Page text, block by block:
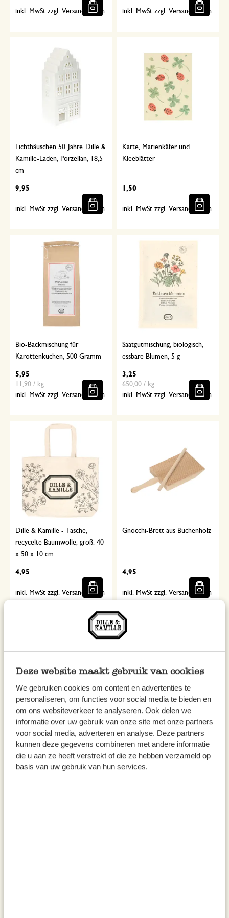
Deze website maakt gebruik van cookies
We gebruiken cookies om content en advertenties te
personaliseren, om functies voor social media te bieden en
om ons websiteverkeer te analyseren. Ook delen we
informatie over uw gebruik van onze site met onze partners
voor social media, adverteren en analyse. Deze partners
kunnen deze gegevens combineren met andere informatie
die u aan ze heeft verstrekt of die ze hebben verzameld op
basis van uw gebruik van hun services.
inkl. MwSt zzgl. Versandkosten inkl. MwSt zzgl. Versandkosten
Lichthäuschen 50-Jahre-Dille &
Kamille-Laden, Porzellan, 18,5
cm
9,95
inkl. MwSt zzgl. Versandkosten
Karte, Marienkäfer und
Kleeblätter
1,50
inkl. MwSt zzgl. Versandkosten
Bio-Backmischung für
Karottenkuchen, 500 Gramm
5,95
11,90 / kg
inkl. MwSt zzgl. Versandkosten
Saatgutmischung, biologisch,
essbare Blumen, 5 g
3,25
650,00 / kg
inkl. MwSt zzgl. Versandkosten
Dille & Kamille - Tasche,
recycelte Baumwolle, groß: 40
x 50 x 10 cm
4,95
inkl. MwSt zzgl. Versandkosten
Gnocchi-Brett aus Buchenholz
4,95
inkl. MwSt zzgl. Versandkosten
Karte, Torte
1,50
Backmischung für Zitronen-
Mohnkuchen, biologisch, 500 g
5,95
11,90 / kg